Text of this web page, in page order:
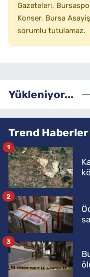
Gazeteleri,
Konser, Bursa
sorumlu tutulamaz.
Yükleniyor...
Trend Haberler
1
2
3